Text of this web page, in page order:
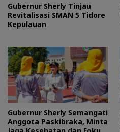
Gubernur Sherly Tinjau
Revitalisasi SMAN 5 Tidore
Kepulauan
Gubernur Sherly Semangati
Anggota Paskibraka, Minta